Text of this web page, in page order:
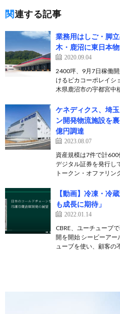
関連する記事
業務用はしご・脚
木・鹿沼に東日本
2020.09.04
2400坪、9月7日稼働
けるピカコーポレイシ
木県鹿沼市の宇都宮中
ケネディクス、埼
ン開発物流施設を
億円調達
2023.08.07
資産規模は7件で計600
デジタル証券を発行し
トークン・オファリン
【動画】冷凍・冷
も成長に期待」
2022.01.14
CBRE、ユーチューブ
開を開始 シービーアー
ューブを使い、顧客の